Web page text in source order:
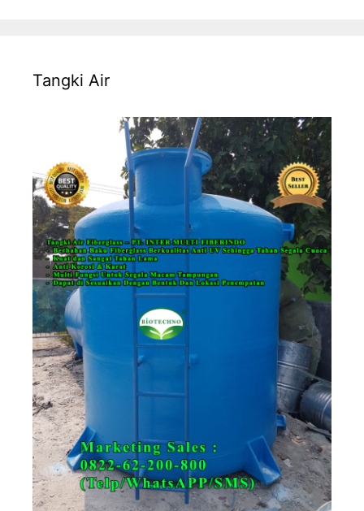
Tangki Air